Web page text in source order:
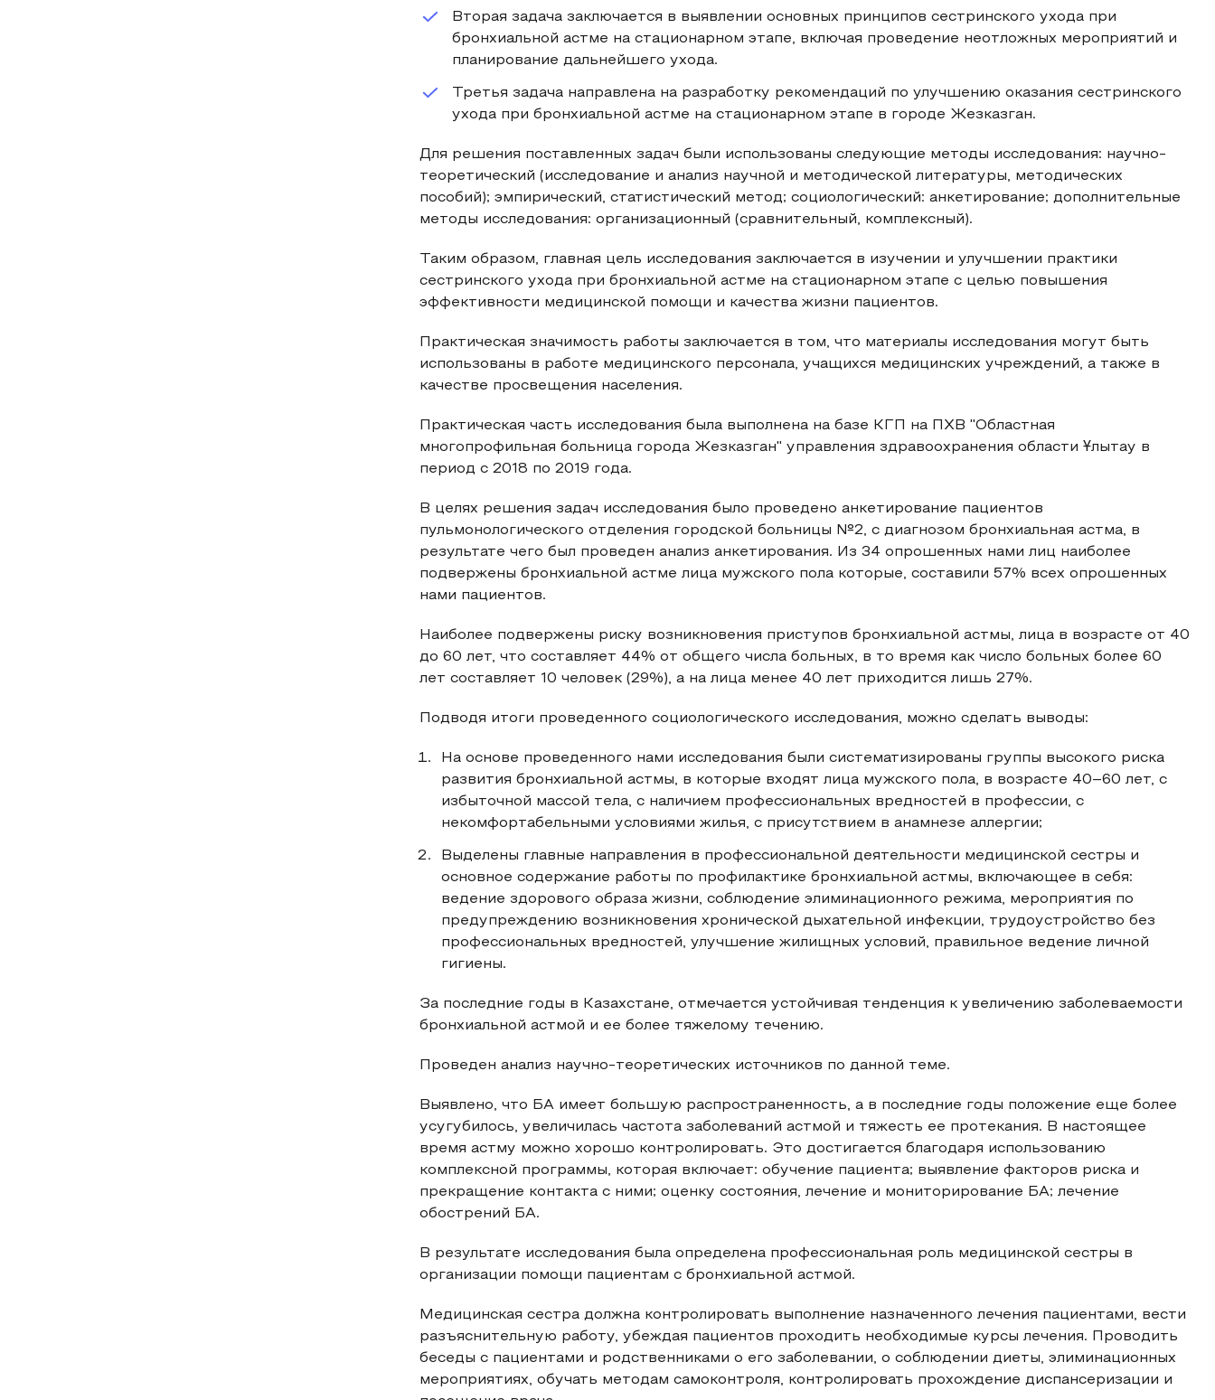
Вторая задача заключается в выявлении основных принципов сестринского ухода при
бронхиальной астме на стационарном этапе, включая проведение неотложных мероприятий и
планирование дальнейшего ухода.
Третья задача направлена на разработку рекомендаций по улучшению оказания сестринского
ухода при бронхиальной астме на стационарном этапе в городе Жезказган.
Для решения поставленных задач были использованы следующие методы исследования: научно-
теоретический (исследование и анализ научной и методической литературы, методических
пособий); эмпирический, статистический метод; социологический: анкетирование; дополнительные
методы исследования: организационный (сравнительный, комплексный).
Таким образом, главная цель исследования заключается в изучении и улучшении практики
сестринского ухода при бронхиальной астме на стационарном этапе с целью повышения
эффективности медицинской помощи и качества жизни пациентов.
Практическая значимость работы заключается в том, что материалы исследования могут быть
использованы в работе медицинского персонала, учащихся медицинских учреждений, а также в
качестве просвещения населения.
Практическая часть исследования была выполнена на базе КГП на ПХВ "Областная
многопрофильная больница города Жезказган" управления здравоохранения области Ұлытау в
период с 2018 по 2019 года.
В целях решения задач исследования было проведено анкетирование пациентов
пульмонологического отделения городской больницы №2, с диагнозом бронхиальная астма, в
результате чего был проведен анализ анкетирования. Из 34 опрошенных нами лиц наиболее
подвержены бронхиальной астме лица мужского пола которые, составили 57% всех опрошенных
нами пациентов.
Наиболее подвержены риску возникновения приступов бронхиальной астмы, лица в возрасте от 40
до 60 лет, что составляет 44% от общего числа больных, в то время как число больных более 60
лет составляет 10 человек (29%), а на лица менее 40 лет приходится лишь 27%.
Подводя итоги проведенного социологического исследования, можно сделать выводы:
На основе проведенного нами исследования были систематизированы группы высокого риска
развития бронхиальной астмы, в которые входят лица мужского пола, в возрасте 40–60 лет, с
избыточной массой тела, с наличием профессиональных вредностей в профессии, с
некомфортабельными условиями жилья, с присутствием в анамнезе аллергии;
Выделены главные направления в профессиональной деятельности медицинской сестры и
основное содержание работы по профилактике бронхиальной астмы, включающее в себя:
ведение здорового образа жизни, соблюдение элиминационного режима, мероприятия по
предупреждению возникновения хронической дыхательной инфекции, трудоустройство без
профессиональных вредностей, улучшение жилищных условий, правильное ведение личной
гигиены.
За последние годы в Казахстане, отмечается устойчивая тенденция к увеличению заболеваемости
бронхиальной астмой и ее более тяжелому течению.
Проведен анализ научно-теоретических источников по данной теме.
Выявлено, что БА имеет большую распространенность, а в последние годы положение еще более
усугубилось, увеличилась частота заболеваний астмой и тяжесть ее протекания. В настоящее
время астму можно хорошо контролировать. Это достигается благодаря использованию
комплексной программы, которая включает: обучение пациента; выявление факторов риска и
прекращение контакта с ними; оценку состояния, лечение и мониторирование БА; лечение
обострений БА.
В результате исследования была определена профессиональная роль медицинской сестры в
организации помощи пациентам с бронхиальной астмой.
Медицинская сестра должна контролировать выполнение назначенного лечения пациентами, вести
разъяснительную работу, убеждая пациентов проходить необходимые курсы лечения. Проводить
беседы с пациентами и родственниками о его заболевании, о соблюдении диеты, элиминационных
мероприятиях, обучать методам самоконтроля, контролировать прохождение диспансеризации и